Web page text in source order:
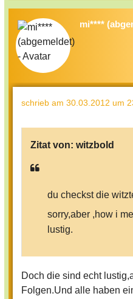
mi****
schrieb am 30.03.2012 um
Zitat von: witzbold
du checkst die
sorry,aber ,how i
lustig.
Doch die sind echt
Folgen.Und alle haben